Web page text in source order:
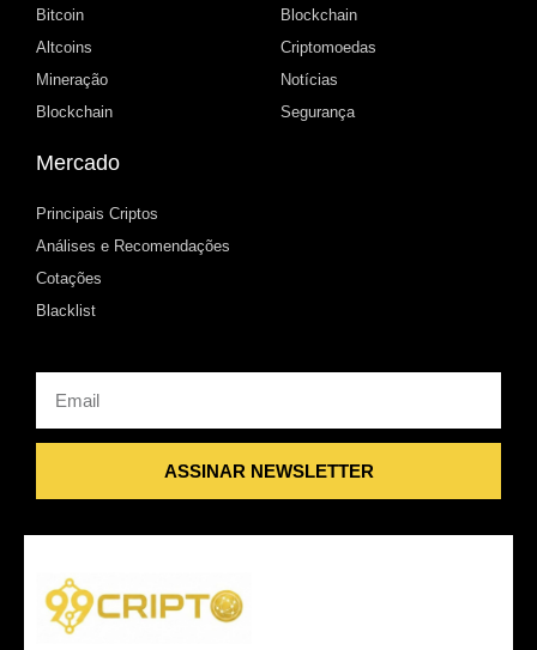
Bitcoin
Altcoins
Mineração
Blockchain
Blockchain
Criptomoedas
Notícias
Segurança
Mercado
Principais Criptos
Análises e Recomendações
Cotações
Blacklist
ASSINAR NEWSLETTER